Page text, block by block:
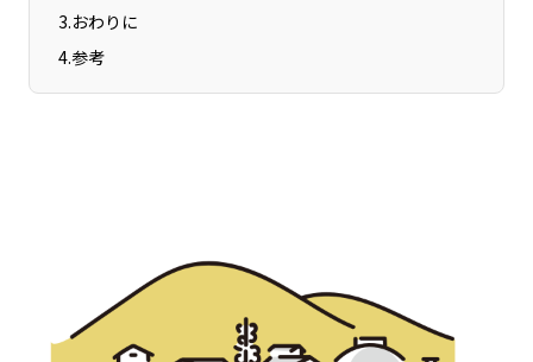
特集コンテンツ
地域を代表する 企業100選
プレスリリース
行政連携記事
3.おわりに
4.参考